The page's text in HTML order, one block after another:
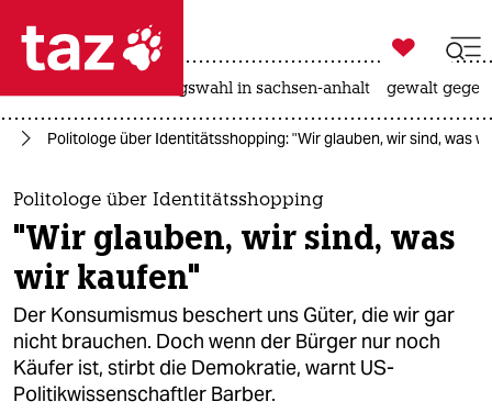
 taz zahl ich
taz zahl ich
themen
politik
öko
gesellschaft
kultur

taz zahl ich
landtagswahl in sachsen-anhalt gewalt
Politologe über Identitätsshopping: "Wir glauben, wir sind, was
Politologe über Identitätsshopping
"Wir glauben, wir sind, was
wir kaufen"
Der Konsumismus beschert uns Güter, die wir gar
nicht brauchen. Doch wenn der Bürger nur noch
Käufer ist, stirbt die Demokratie, warnt US-
Politikwissenschaftler Barber.